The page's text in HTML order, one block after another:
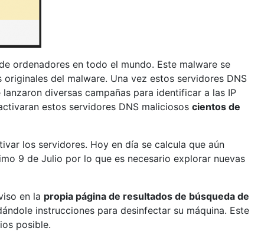
ordenadores en todo el mundo. Este malware se
del malware. Una vez estos servidores DNS
diversas campañas para identificar a las IP
estos servidores DNS maliciosos cientos de
los servidores. Hoy en día se calcula que aún
9 de Julio por lo que es necesario explorar nuevas
en la propia página de resultados de búsqueda de
instrucciones para desinfectar su máquina. Este
posible.